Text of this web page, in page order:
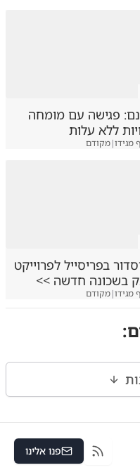
פגישה עם מומחה
ללא עלות
מגידו|מקודם
בפריסייל לפרוייקט
בשכונה חדשה >>
מגידו|מקודם
:
RSS פנו אלינו